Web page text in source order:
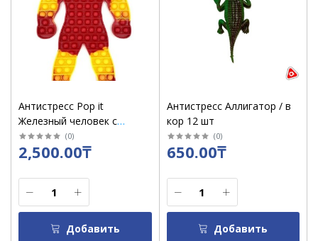
Антистресс Pop it
Железный человек с
кубиком (0)
2,500.00₸
Добавить
Антистресс Аллигатор / в
кор 12 шт
(0)
650.00₸
Добавить